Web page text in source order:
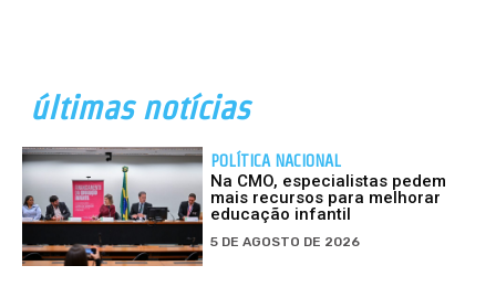
últimas notícias
POLÍTICA NACIONAL
Na CMO, especialistas pedem
mais recursos para melhorar
educação infantil
5 DE AGOSTO DE 2026